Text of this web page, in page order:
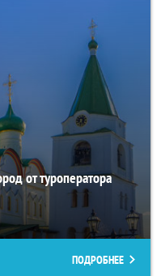
от туроператора
ПОДРОБНЕЕ